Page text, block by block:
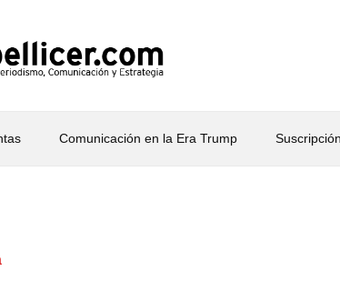
Comunicación en la Era Trump Suscripción